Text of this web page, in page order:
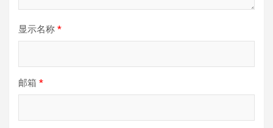
显示名称 *
邮箱 *